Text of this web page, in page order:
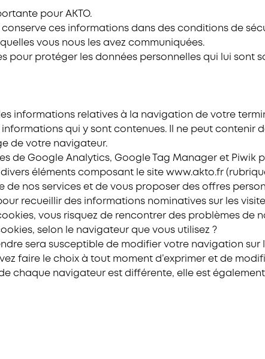
pour AKTO.
ces informations dans des conditions de
vous nous les avez communiquées.
pour protéger les données personnelles qui lui sont
informations relatives à la navigation de votre
qui y sont contenues. Il ne peut contenir
de votre navigateur.
de Google Analytics, Google Tag Manager et Piwik
éléments composant le site www.akto.fr
de nos services et de vous proposer des offres
recueillir des informations nominatives sur les
vous risquez de rencontrer des problèmes de
selon le navigateur que vous utilisez ?
sera susceptible de modifier votre navigation
faire le choix à tout moment d’exprimer et de
chaque navigateur est différente, elle est